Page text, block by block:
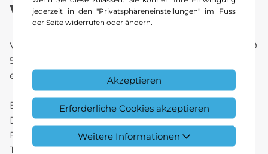
jederzeit in den "Privatsphäreneinstellungen" im Fuss
der Seite widerrufen oder ändern.
Akzeptieren
Erforderliche Cookies akzeptieren
Weitere Informationen
Wie Sie Hilfe anfordern.
Via
+49 69 95 30 74 16 oder +49 69
95 30 72 77 ist die Pannenhilfe rund um die Uhr
erreichbar.
Ebenso können Sie über dieSOS-Tastein der
Dachbedieneinheit Ihres Fahrzeugs oder per
Fingertipp über die Mercedes me Taste im
Telefonbuch Ihres Fahrzeugs oder in der